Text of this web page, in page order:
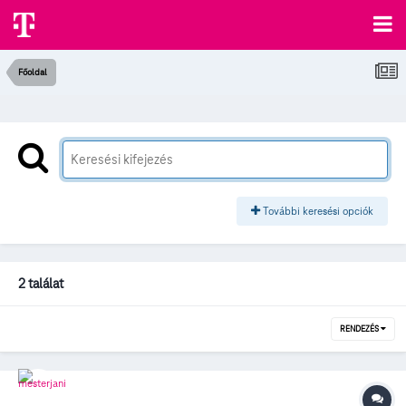
Főoldal
További keresési opciók
2 találat
RENDEZÉS